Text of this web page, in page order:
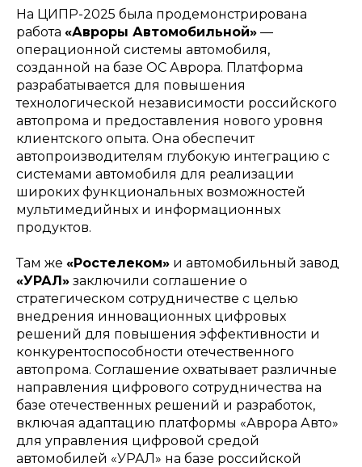
На ЦИПР-2025 была продемонстрирована
работа «Авроры Автомобильной» —
операционной системы автомобиля,
созданной на базе ОС Аврора. Платформа
разрабатывается для повышения
технологической независимости российского
автопрома и предоставления нового уровня
клиентского опыта. Она обеспечит
автопроизводителям глубокую интеграцию с
системами автомобиля для реализации
широких функциональных возможностей
мультимедийных и информационных
продуктов.
Там же «Ростелеком» и автомобильный завод
«УРАЛ» заключили соглашение о
стратегическом сотрудничестве с целью
внедрения инновационных цифровых
решений для повышения эффективности и
конкурентоспособности отечественного
автопрома. Соглашение охватывает различные
направления цифрового сотрудничества на
базе отечественных решений и разработок,
включая адаптацию платформы «Аврора Авто»
для управления цифровой средой
автомобилей «УРАЛ» на базе российской